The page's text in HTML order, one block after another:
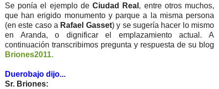
Se ponía el ejemplo deCiudad Real , entre otros muchos,
que han erigido monumento y parque a la misma persona
(en este caso a Rafael Gasset) y se sugería hacer lo mismo
en Aranda, o dignificar el emplazamiento actual. A
continuación transcribimos pregunta y respuesta de su blog
Briones2011.
Duerobajo dijo...
Sr. Briones: